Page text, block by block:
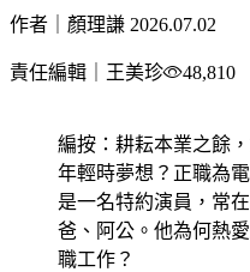
作者｜顏理謙 2026.07.02
責任編輯｜王美珍 48,810
編按：耕耘本業之餘
年輕時夢想？正職為
是一名特約演員，常
爸、阿公。他為何熱
職工作？